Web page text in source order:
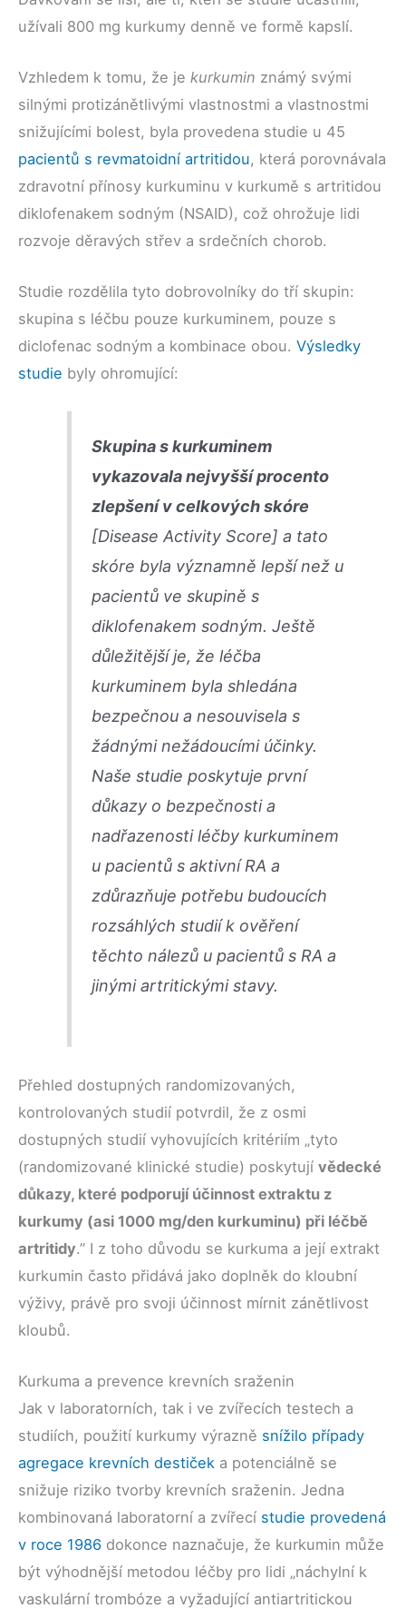
užívali 800 mg kurkumy denně ve formě kapslí.
Vzhledem k tomu, že je kurkumin známý svými
silnými protizánětlivými vlastnostmi a vlastnostmi
snižujícími bolest, byla provedena studie u 45
pacientů s revmatoidní artritidou, která porovnávala
zdravotní přínosy kurkuminu v kurkumě s artritidou
diklofenakem sodným (NSAID), což ohrožuje lidi
rozvoje děravých střev a srdečních chorob.
Studie rozdělila tyto dobrovolníky do tří skupin:
skupina s léčbu pouze kurkuminem, pouze s
diclofenac sodným a kombinace obou. Výsledky
studie byly ohromující:
Skupina s kurkuminem
vykazovala nejvyšší procento
zlepšení v celkových skóre
[Disease Activity Score] a tato
skóre byla významně lepší než u
pacientů ve skupině s
diklofenakem sodným. Ještě
důležitější je, že léčba
kurkuminem byla shledána
bezpečnou a nesouvisela s
žádnými nežádoucími účinky.
Naše studie poskytuje první
důkazy o bezpečnosti a
nadřazenosti léčby kurkuminem
u pacientů s aktivní RA a
zdůrazňuje potřebu budoucích
rozsáhlých studií k ověření
těchto nálezů u pacientů s RA a
jinými artritickými stavy.
Přehled dostupných randomizovaných,
kontrolovaných studií potvrdil, že z osmi
dostupných studií vyhovujících kritériím „tyto
(randomizované klinické studie) poskytují vědecké
důkazy, které podporují účinnost extraktu z
kurkumy (asi 1000 mg/den kurkuminu) při léčbě
artritidy.” I z toho důvodu se kurkuma a její extrakt
kurkumin často přidává jako doplněk do kloubní
výživy, právě pro svoji účinnost mírnit zánětlivost
kloubů.
Kurkuma a prevence krevních sraženin
Jak v laboratorních, tak i ve zvířecích testech a
studiích, použití kurkumy výrazně snížilo případy
agregace krevních destiček a potenciálně se
snižuje riziko tvorby krevních sraženin. Jedna
kombinovaná laboratorní a zvířecí studie provedená
v roce 1986 dokonce naznačuje, že kurkumin může
být výhodnější metodou léčby pro lidi „náchylní k
vaskulární trombóze a vyžadující antiartritickou